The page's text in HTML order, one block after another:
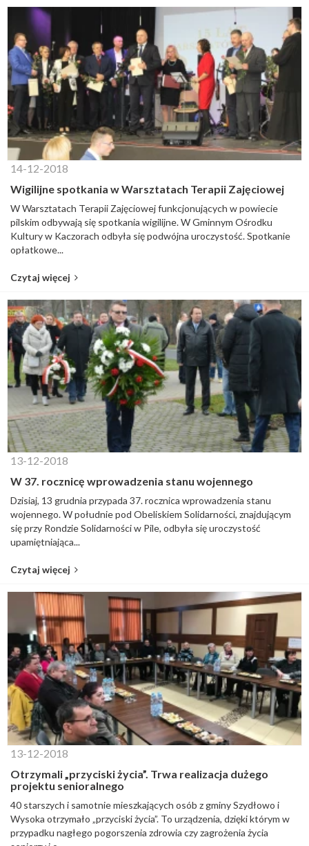
14-12-2018
Wigilijne spotkania w Warsztatach Terapii Zajęciowej
W Warsztatach Terapii Zajęciowej funkcjonujących w powiecie
pilskim odbywają się spotkania wigilijne. W Gminnym Ośrodku
Kultury w Kaczorach odbyła się podwójna uroczystość. Spotkanie
opłatkowe...
Czytaj więcej
13-12-2018
W 37. rocznicę wprowadzenia stanu wojennego
Dzisiaj, 13 grudnia przypada 37. rocznica wprowadzenia stanu
wojennego. W południe pod Obeliskiem Solidarności, znajdującym
się przy Rondzie Solidarności w Pile, odbyła się uroczystość
upamiętniająca...
Czytaj więcej
13-12-2018
Otrzymali „przyciski życia”. Trwa realizacja dużego
projektu senioralnego
40 starszych i samotnie mieszkających osób z gminy Szydłowo i
Wysoka otrzymało „przyciski życia”. To urządzenia, dzięki którym w
przypadku nagłego pogorszenia zdrowia czy zagrożenia życia